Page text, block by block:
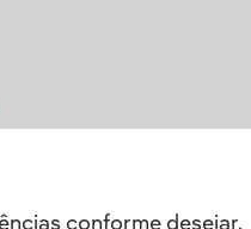
conforme desejar.